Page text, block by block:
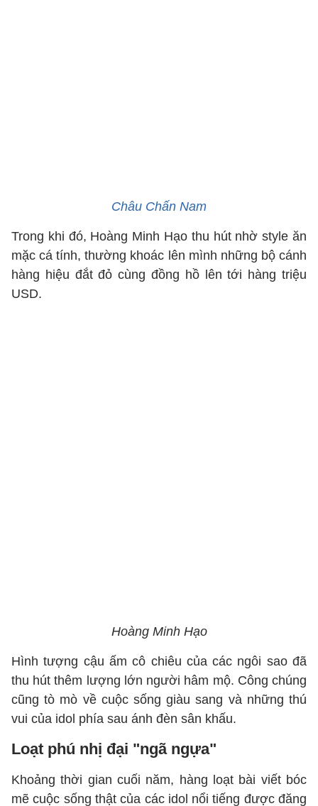
Châu Chấn Nam
Trong khi đó, Hoàng Minh Hạo thu hút nhờ style ăn
mặc cá tính, thường khoác lên mình những bộ cánh
hàng hiệu đắt đỏ cùng đồng hồ lên tới hàng triệu
USD.
Hoàng Minh Hạo
Hình tượng cậu ấm cô chiêu của các ngôi sao đã
thu hút thêm lượng lớn người hâm mộ. Công chúng
cũng tò mò về cuộc sống giàu sang và những thú
vui của idol phía sau ánh đèn sân khấu.
Loạt phú nhị đại "ngã ngựa"
Khoảng thời gian cuối năm, hàng loạt bài viết bóc
mẽ cuộc sống thật của các idol nổi tiếng được đăng